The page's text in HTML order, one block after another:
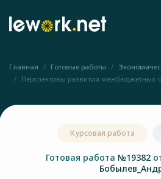
Главная Готовые работы
Перспективы развития межбюджетных
Курсовая работа
Готовая работа №19382